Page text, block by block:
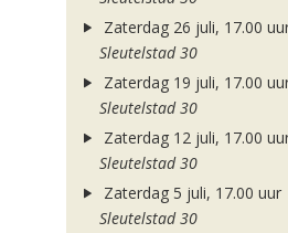
Zaterdag 26 juli, 17.00
Sleutelstad 30
Zaterdag 19 juli, 17.00
Sleutelstad 30
Zaterdag 12 juli, 17.00
Sleutelstad 30
Zaterdag 5 juli, 17.00 uur
Sleutelstad 30